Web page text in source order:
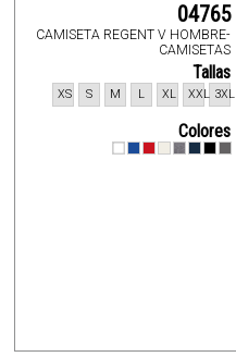
04765
CAMISETA REGENT V HOMBRE-
CAMISETAS
Tallas
3XL
XXL
XL
L
M
S
XS
Colores